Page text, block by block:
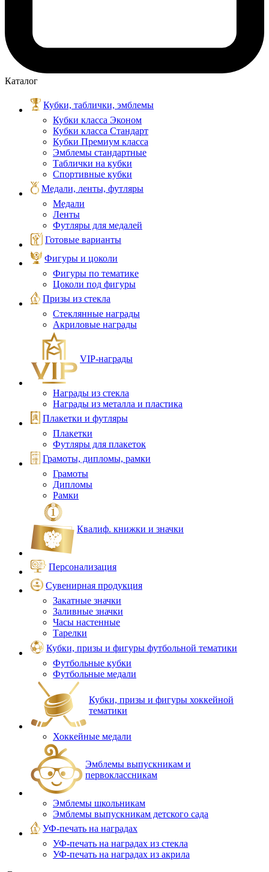
Каталог
Кубки, таблички, эмблемы
Кубки класса Эконом
Кубки класса Стандарт
Кубки Премиум класса
Эмблемы стандартные
Таблички на кубки
Спортивные кубки
Медали, ленты, футляры
Медали
Ленты
Футляры для медалей
Готовые варианты
Фигуры и цоколи
Фигуры по тематике
Цоколи под фигуры
Призы из стекла
Стеклянные награды
Акриловые награды
VIP‑награды
Награды из стекла
Награды из металла и пластика
Плакетки и футляры
Плакетки
Футляры для плакеток
Грамоты, дипломы, рамки
Грамоты
Дипломы
Рамки
Квалиф. книжки и значки
Персонализация
Сувенирная продукция
Закатные значки
Заливные значки
Часы настенные
Тарелки
Кубки, призы и фигуры футбольной тематики
Футбольные кубки
Футбольные медали
Кубки, призы и фигуры хоккейной
тематики
Хоккейные медали
Эмблемы выпускникам и
первоклассникам
Эмблемы школьникам
Эмблемы выпускникам детского сада
УФ-печать на наградах
УФ‑печать на наградах из стекла
УФ-печать на наградах из акрила